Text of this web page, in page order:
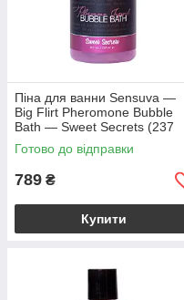
Піна для ванни Sensuva —
Big Flirt Pheromone Bubble
Bath — Sweet Secrets (237
мл)
Готово до відправки
789 ₴
Купити